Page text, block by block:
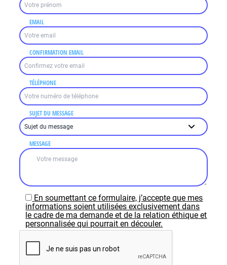
EMAIL
CONFIRMATION EMAIL
TÉLÉPHONE
SUJET DU MESSAGE
MESSAGE
En soumettant ce formulaire, j’accepte que mes
informations soient utilisées exclusivement dans
le cadre de ma demande et de la relation éthique et
personnalisée qui pourrait en découler.